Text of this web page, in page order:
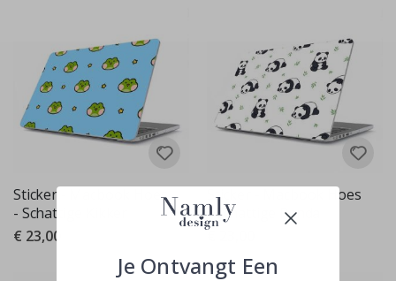
Sticker - Macbook Hoes
- Schattige Kikker
€ 23,00
Sticker - Macbook Hoes
- Schattige Panda
€ 23,00
Je Ontvangt Een